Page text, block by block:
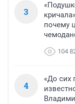
3
почему
104
4
«До сих